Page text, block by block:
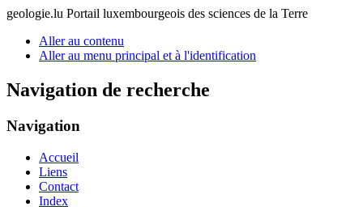
geologie.lu Portail luxembourgeois des sciences de la Terre
Aller au contenu
Aller au menu principal et à l'identification
Navigation de recherche
Navigation
Accueil
Liens
Contact
Index